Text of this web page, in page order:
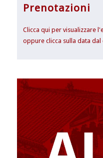
Prenotazioni
Clicca qui per visualizzare
oppure clicca sulla data